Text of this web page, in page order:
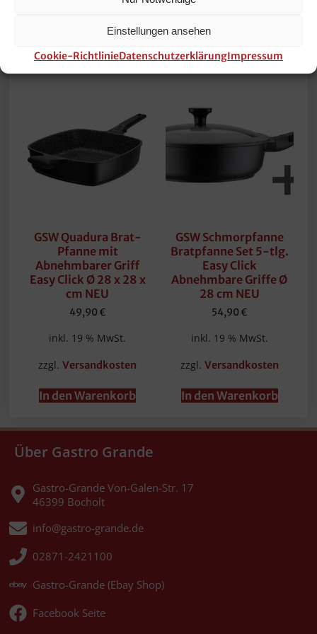
Einstellungen ansehen
Cookie-RichtlinieDatenschutzerklärungImpressum
In den Warenkorb In den Warenkorb
GSW Quadura Brat-
Pfanne mit
Abnehmbarer Griff
Easy Click Ø 28 x 28 x
cm NEU
49,90 €
inkl. 19 % MwSt.
zzgl.Versandkosten
In den Warenkorb
GSW Schmorpfanne
Bratpfanne Set 5-tlg.
Easy Click
Abnehmbare Griffe Ø
28 cm NEU
54,90 €
inkl. 19 % MwSt.
zzgl. Versandkosten
In den Warenkorb
Über Gastro Grande
Gastro-Grande Von-Galen-Str. 17
46399 Bocholt
info@gastro-grande.de
02871-2421100
Gastro-Grande (Ebay Shop)
Facebook Seite